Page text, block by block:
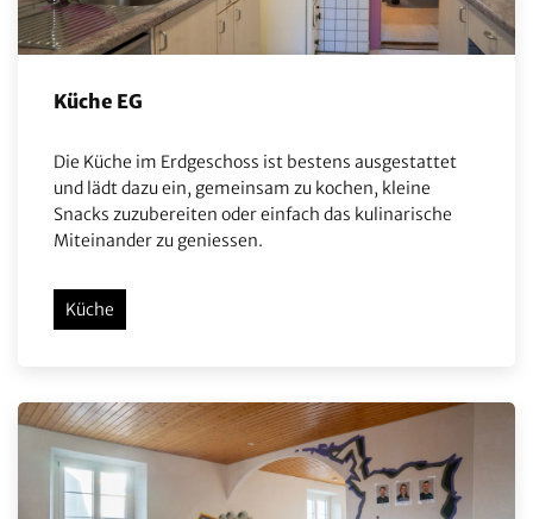
Küche EG
Die Küche im Erdgeschoss ist bestens ausgestattet
und lädt dazu ein, gemeinsam zu kochen, kleine
Snacks zuzubereiten oder einfach das kulinarische
Miteinander zu geniessen.
Küche